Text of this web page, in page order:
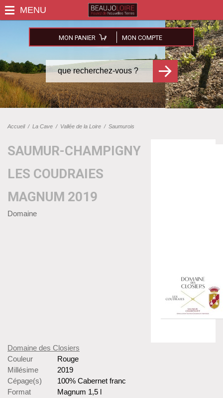
MON PANIER MON COMPTE
Accueil/ La Cave / Vallée de la Loire / Saumurois
SAUMUR-CHAMPIGNY
LES COUDRAIES
MAGNUM 2019
Domaine
Domaine des Closiers
Couleur
Rouge
Millésime
2019
Cépage(s)
100% Cabernet franc
Format
Magnum 1,5 l